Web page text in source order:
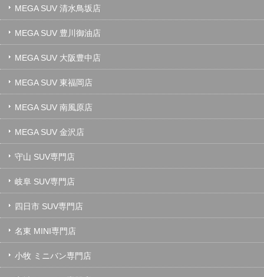
MEGA SUV 清水鳥坂店
MEGA SUV 豊川御油店
MEGA SUV 大阪豊中店
MEGA SUV 東福岡店
MEGA SUV 南風原店
MEGA SUV 金沢店
守山 SUV専門店
岐阜 SUV専門店
四日市 SUV専門店
名東 MINI専門店
小牧 ミニバン専門店